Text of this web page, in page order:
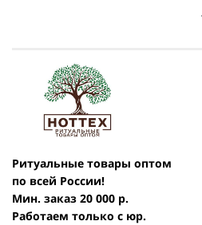
Ритуальные товары оптом
по всей России!
Мин. заказ 20 000 р.
Работаем только с юр.